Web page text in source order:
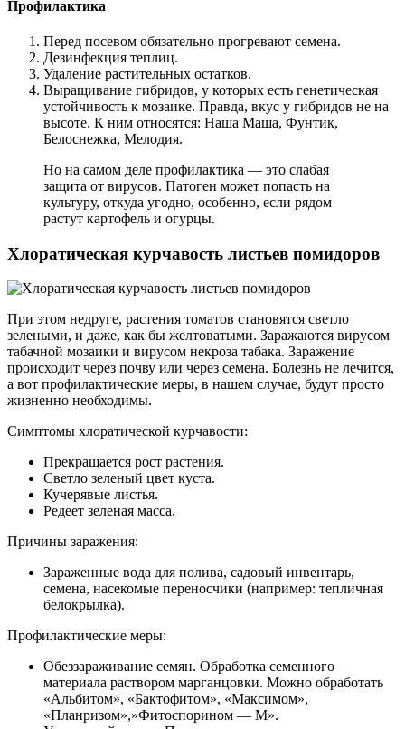
Профилактика
Перед посевом обязательно прогревают семена.
Дезинфекция теплиц.
Удаление растительных остатков.
Выращивание гибридов, у которых есть генетическая
устойчивость к мозаике. Правда, вкус у гибридов не на
высоте. К ним относятся: Наша Маша, Фунтик,
Белоснежка, Мелодия.
Но на самом деле профилактика — это слабая
защита от вирусов. Патоген может попасть на
культуру, откуда угодно, особенно, если рядом
растут картофель и огурцы.
Хлоратическая курчавость листьев помидоров
При этом недруге, растения томатов становятся светло
зелеными, и даже, как бы желтоватыми. Заражаются вирусом
табачной мозаики и вирусом некроза табака. Заражение
происходит через почву или через семена. Болезнь не лечится,
а вот профилактические меры, в нашем случае, будут просто
жизненно необходимы.
Симптомы хлоратической курчавости:
Прекращается рост растения.
Светло зеленый цвет куста.
Кучерявые листья.
Редеет зеленая масса.
Причины заражения:
Зараженные вода для полива, садовый инвентарь,
семена, насекомые переносчики (например: тепличная
белокрылка).
Профилактические меры:
Обеззараживание семян. Обработка семенного
материала раствором марганцовки. Можно обработать
«Альбитом», «Бактофитом», «Максимом»,
«Планризом»,»Фитоспорином — М».